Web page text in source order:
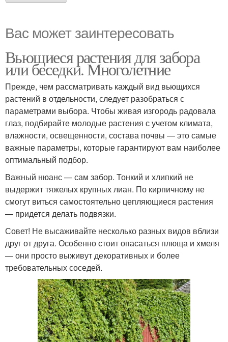
Вас может заинтересовать
Вьющиеся растения для забора
или беседки. Многолетние
Прежде, чем рассматривать каждый вид вьющихся
растений в отдельности, следует разобраться с
параметрами выбора. Чтобы живая изгородь радовала
глаз, подбирайте молодые растения с учетом климата,
влажности, освещенности, состава почвы — это самые
важные параметры, которые гарантируют вам наиболее
оптимальный подбор.
Важный нюанс — сам забор. Тонкий и хлипкий не
выдержит тяжелых крупных лиан. По кирпичному не
смогут виться самостоятельно цепляющиеся растения
— придется делать подвязки.
Совет! Не высаживайте несколько разных видов вблизи
друг от друга. Особенно стоит опасаться плюща и хмеля
— они просто выживут декоративных и более
требовательных соседей.